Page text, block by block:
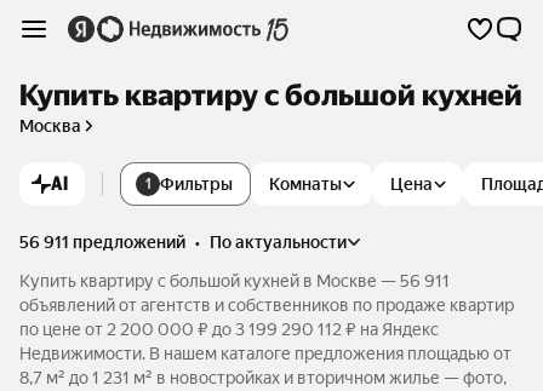
Купить квартиру с большой кухней
Москва
AI 1 Фильтры Комнаты Цена
56 911 предложений •
по актуальности
Купить квартиру с большой кухней в Москве — 56 911
объявлений от агентств и собственников по продаже квартир
по цене от 2 200 000 ₽ до 3 199 290 112 ₽ на Яндекс
Недвижимости. В нашем каталоге предложения площадью от
8,7 м² до 1 231 м² в новостройках и вторичном жилье — фото,